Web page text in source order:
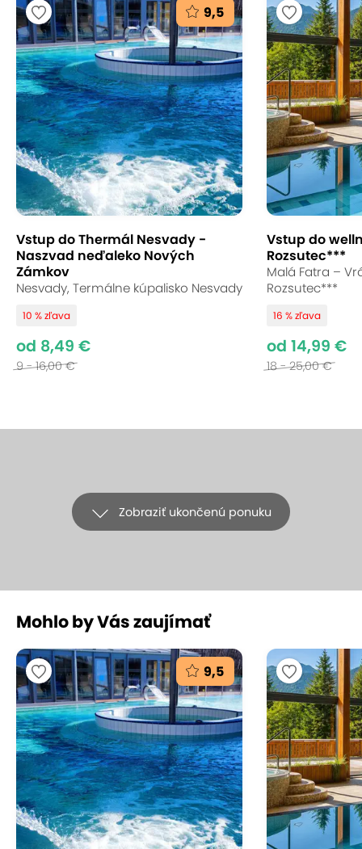
9,5
Vstup do Thermál Nesvady -
Naszvad neďaleko Nových
Zámkov
Nesvady, Termálne kúpalisko Nesvady
10 % zľava
od 8,49 €
9 - 16,00 €
Vstup do
Rozsutec***
Malá Fatra –
Rozsutec***
16 % zľava
od 14,99 €
18 - 25,00 €
Zobraziť ukončenú ponuku
+26
NARODENINY: Dovolenka v hoteli
Smokovec*** pri lanovke
na Hrebienok
Hotel Smokovec ***, Vysoké Tatry - Starý Smokovec (mapa)
8.8Veľmi dobré hodnotenie
Sadnite na lanovku pri známom hoteli
Smokovec***, vyvezie vás rovno na Hrebienok ku
Ľadovému Dómu alebo si užite lyžovačku či
Mohlo by Vás zaujímať
9,5